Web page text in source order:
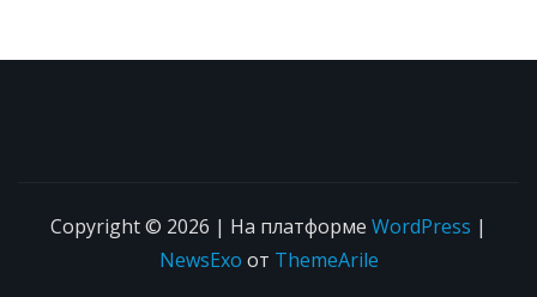
Copyright © 2026 | На платформе WordPress |
NewsExo от ThemeArile